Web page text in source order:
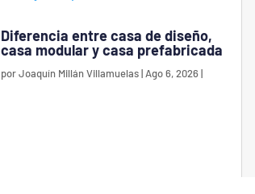
Diferencia entre casa de diseño,
casa modular y casa prefabricada
porJoaquín Millán Villamuelas| Ago 6, 2026|